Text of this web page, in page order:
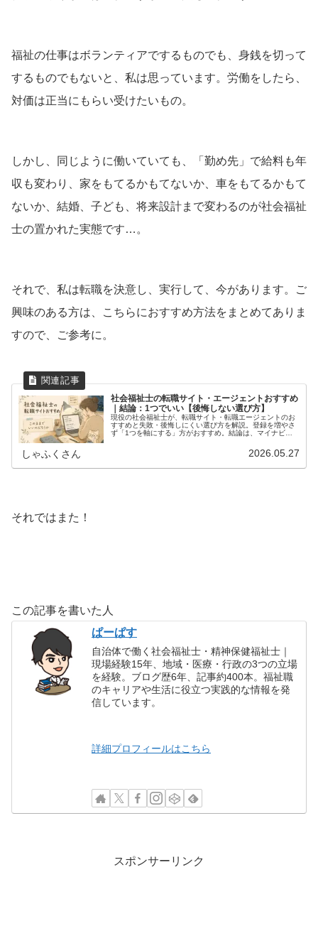
福祉の仕事はボランティアでするものでも、身銭を切って
するものでもないと、私は思っています。労働をしたら、
対価は正当にもらい受けたいもの。
しかし、同じように働いていても、「勤め先」で給料も年
収も変わり、家をもてるかもてないか、車をもてるかもて
ないか、結婚、子ども、将来設計まで変わるのが社会福祉
士の置かれた実態です…。
それで、私は転職を決意し、実行して、今があります。ご
興味のある方は、こちらにおすすめ方法をまとめてありま
すので、ご参考に。
社会福祉士の転職サイト・エージェントおすすめ
｜結論：1つでいい【後悔しない選び方】
現役の社会福祉士が、転職サイト・転職エージェントのお
すすめと失敗・後悔しにくい選び方を解説。登録を増やさ
ず「1つを軸にする」方がおすすめ。結論は、マイナビ介
しゃふくさん 2026.05.27
それではまた！
この記事を書いた人
ぱーぱす
自治体で働く社会福祉士・精神保健福祉士｜
現場経験15年、地域・医療・行政の3つの立場
を経験。ブログ歴6年、記事約400本。福祉職
のキャリアや生活に役立つ実践的な情報を発
信しています。
詳細プロフィールはこちら
スポンサーリンク